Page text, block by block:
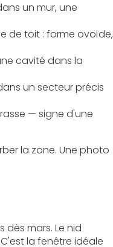
un mur, une
de toit : forme ovoïde,
cavité dans la
un secteur précis
— signe d'une
la zone. Une photo
mars. Le nid
la fenêtre idéale